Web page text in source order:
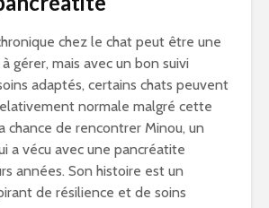
chez le chat peut être une
gérer, mais avec un bon suivi
adaptés, certains chats peuvent
normale malgré cette
chance de rencontrer Minou, un
a vécu avec une pancréatite
années. Son histoire est un
de résilience et de soins